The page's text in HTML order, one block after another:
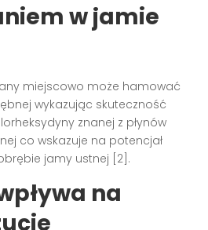
w jamie
miejscowo może hamować
wykazując skuteczność
znanej z płynów
co wskazuje na potencjał
jamy ustnej [2].
na